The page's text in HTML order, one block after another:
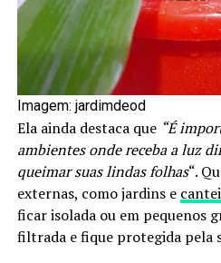
Imagem: jardimdeod
Ela ainda destaca que “É
ambientes onde receba a luz
queimar suas lindas folhas“.
externas, como jardins e
ficar isolada ou em pequenos
filtrada e fique protegida pela